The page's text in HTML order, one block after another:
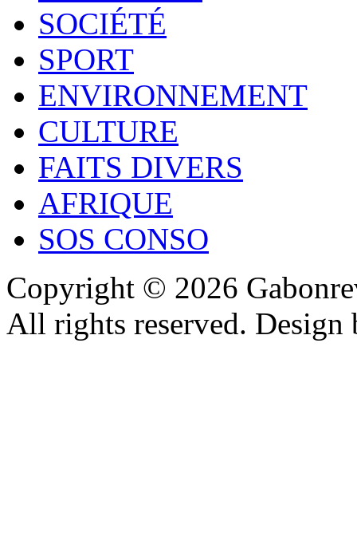
SOCIÉTÉ
SPORT
ENVIRONNEMENT
CULTURE
FAITS DIVERS
AFRIQUE
SOS CONSO
Copyright © 2026
All rights reserved.